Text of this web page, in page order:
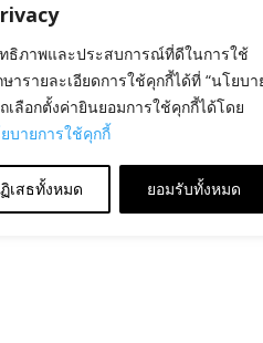
ทธิภาพและประสบการณ์ที่ดีในการใช้
ารายละเอียดการใช้คุกกี้ได้ที่ “นโยบา
เลือกตั้งค่ายินยอมการใช้คุกกี้ได้โดย
บายการใช้คุกกี้
เสธทั้งหมด ยอมรับทั้งหมด